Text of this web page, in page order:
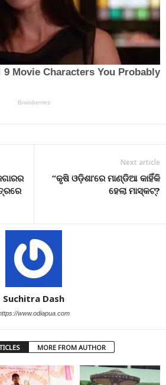
Next article
“କୃଷି ଓଡ଼ିଶା’ରେ ମାଣ୍ଡିଆ କାହିଁକି
ହେଲା ମାସ୍କଟ୍‌?
Suchitra Dash
www.odiapua.com
MORE FROM AUTHOR